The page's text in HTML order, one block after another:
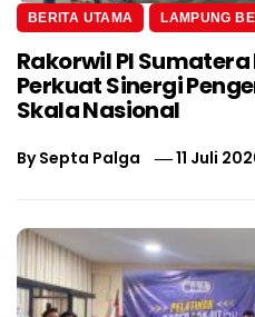
BERITA UTAMA LAMPUNG
Rakorwil PI
Perkuat Sinergi
Skala Nasional
BySepta Palga 11 Juli